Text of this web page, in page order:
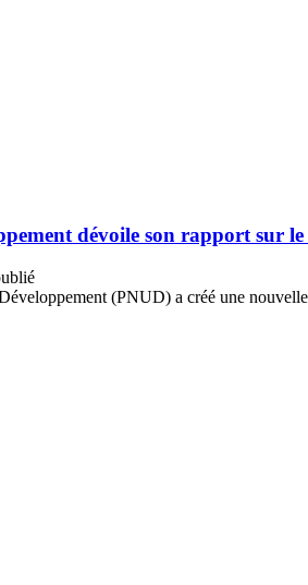
dévoile son rapport sur
(PNUD) a créé une